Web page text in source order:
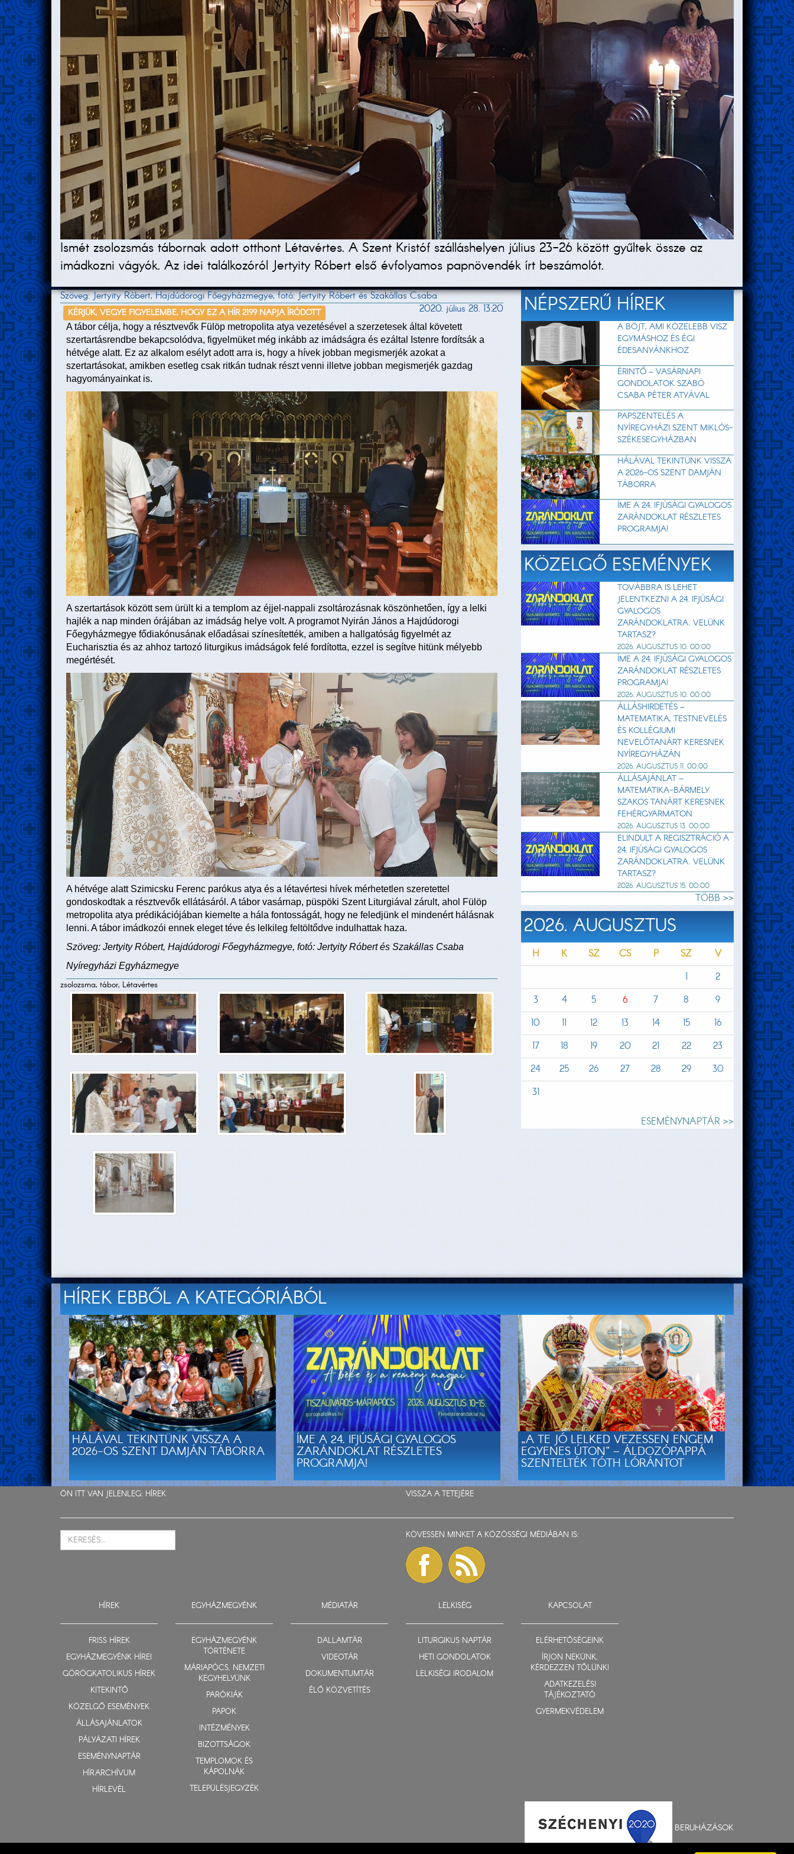
Ismét zsolozsmás tábornak adott otthont Létavértes. A Szent Kristóf szálláshelyen július 23-26 között gyűltek össze az
imádkozni vágyók. Az idei találkozóról Jertyity Róbert első évfolyamos papnövendék írt beszámolót.
Szöveg: Jertyity Róbert, Hajdúdorogi Főegyházmegye, fotó: Jertyity Róbert és Szakállas Csaba
2020. július 28. 13:20
KÉRJÜK, VEGYE FIGYELEMBE, HOGY EZ A HÍR 2199 NAPJA ÍRÓDOTT
A tábor célja, hogy a résztvevők Fülöp metropolita atya vezetésével a szerzetesek által követett
szertartásrendbe bekapcsolódva, figyelmüket még inkább az imádságra és ezáltal Istenre fordítsák a
hétvége alatt. Ez az alkalom esélyt adott arra is, hogy a hívek jobban megismerjék azokat a
szertartásokat, amikben esetleg csak ritkán tudnak részt venni illetve jobban megismerjék gazdag
hagyományainkat is.
A szertartások között sem ürült ki a templom az éjjel-nappali zsoltározásnak köszönhetően, így a lelki
hajlék a nap minden órájában az imádság helye volt. A programot Nyirán János a Hajdúdorogi
Főegyházmegye fődiakónusának előadásai színesítették, amiben a hallgatóság figyelmét az
Eucharisztia és az ahhoz tartozó liturgikus imádságok felé fordította, ezzel is segítve hitünk mélyebb
megértését.
A hétvége alatt Szimicsku Ferenc parókus atya és a létavértesi hívek mérhetetlen szeretettel
gondoskodtak a résztvevők ellátásáról. A tábor vasárnap, püspöki Szent Liturgiával zárult, ahol Fülöp
metropolita atya prédikációjában kiemelte a hála fontosságát, hogy ne feledjünk el mindenért hálásnak
lenni. A tábor imádkozói ennek eleget téve és lelkileg feltöltődve indulhattak haza.
Szöveg: Jertyity Róbert, Hajdúdorogi Főegyházmegye, fotó: Jertyity Róbert és Szakállas Csaba
Nyíregyházi Egyházmegye
zsolozsma, tábor, Létavértes
NÉPSZERŰ HÍREK
A BÖJT, AMI KÖZELEBB VISZ
EGYMÁSHOZ ÉS ÉGI
ÉDESANYÁNKHOZ
ÉRINTŐ – VASÁRNAPI
GONDOLATOK SZABÓ
CSABA PÉTER ATYÁVAL
PAPSZENTELÉS A
NYÍREGYHÁZI SZENT MIKLÓS-
SZÉKESEGYHÁZBAN
HÁLÁVAL TEKINTÜNK VISSZA
A 2026-OS SZENT DAMJÁN
TÁBORRA
ÍME A 24. IFJÚSÁGI GYALOGOS
ZARÁNDOKLAT RÉSZLETES
PROGRAMJA!
KÖZELGŐ ESEMÉNYEK
TOVÁBBRA IS LEHET
JELENTKEZNI A 24. IFJÚSÁGI
GYALOGOS
ZARÁNDOKLATRA. VELÜNK
TARTASZ?
2026. AUGUSZTUS 10. 00:00
ÍME A 24. IFJÚSÁGI GYALOGOS
ZARÁNDOKLAT RÉSZLETES
PROGRAMJA!
2026. AUGUSZTUS 10. 00:00
ÁLLÁSHIRDETÉS –
MATEMATIKA, TESTNEVELÉS
ÉS KOLLÉGIUMI
NEVELŐTANÁRT KERESNEK
NYÍREGYHÁZÁN
2026. AUGUSZTUS 11. 00:00
ÁLLÁSAJÁNLAT –
MATEMATIKA-BÁRMELY
SZAKOS TANÁRT KERESNEK
FEHÉRGYARMATON
2026. AUGUSZTUS 13. 00:00
ELINDULT A REGISZTRÁCIÓ A
24. IFJÚSÁGI GYALOGOS
ZARÁNDOKLATRA. VELÜNK
TARTASZ?
2026. AUGUSZTUS 15. 00:00
TÖBB >>
2026. AUGUSZTUS
H K SZ CS P SZ
V
1
2
3
4 5 6 7 8
9
10
11 12 13 14 15
16
17
18 19 20 21 22
23
24
25 26 27 28 29
30
31
ESEMÉNYNAPTÁR >>
HÍREK EBBŐL A KATEGÓRIÁBÓL
HÁLÁVAL TEKINTÜNK VISSZA A
2026-OS SZENT DAMJÁN TÁBORRA
ÍME A 24. IFJÚSÁGI GYALOGOS
ZARÁNDOKLAT RÉSZLETES
PROGRAMJA!
„A TE JÓ LELKED VEZESSEN ENGEM
EGYENES ÚTON” – ÁLDOZÓPAPPÁ
SZENTELTÉK TÓTH LÓRÁNTOT
ÖN ITT VAN JELENLEG: HÍREK VISSZA A TETEJÉRE
KÖVESSEN MINKET A KÖZÖSSÉGI MÉDIÁBAN IS:
HÍREK
FRISS HÍREK
EGYHÁZMEGYÉNK HÍREI
GÖRÖGKATOLIKUS HÍREK
KITEKINTŐ
KÖZELGŐ ESEMÉNYEK
ÁLLÁSAJÁNLATOK
PÁLYÁZATI HÍREK
ESEMÉNYNAPTÁR
HÍRARCHÍVUM
HÍRLEVÉL
EGYHÁZMEGYÉNK
EGYHÁZMEGYÉNK
TÖRTÉNETE
MÁRIAPÓCS, NEMZETI
KEGYHELYÜNK
PARÓKIÁK
PAPOK
INTÉZMÉNYEK
BIZOTTSÁGOK
TEMPLOMOK ÉS
KÁPOLNÁK
TELEPÜLÉSJEGYZÉK
MÉDIATÁR
DALLAMTÁR
VIDEOTÁR
DOKUMENTUMTÁR
ÉLŐ KÖZVETÍTÉS
LELKISÉG
LITURGIKUS NAPTÁR
HETI GONDOLATOK
LELKISÉGI IRODALOM
KAPCSOLAT
ELÉRHETŐSÉGEINK
ÍRJON NEKÜNK,
KÉRDEZZEN TŐLÜNK!
ADATKEZELÉSI
TÁJÉKOZTATÓ
GYERMEKVÉDELEM
BERUHÁZÁSOK